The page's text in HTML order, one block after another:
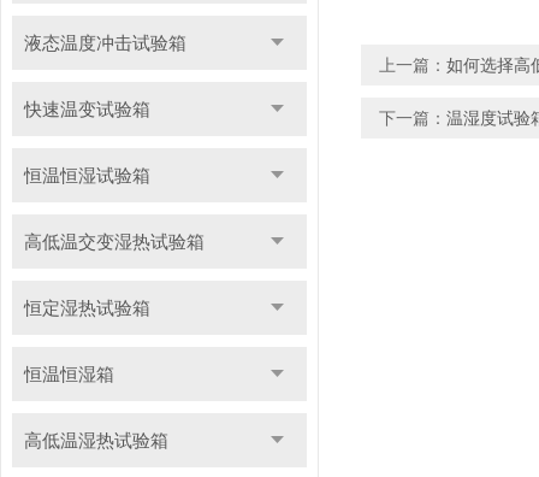
液态温度冲击试验箱
快速温变试验箱
恒温恒湿试验箱
高低温交变湿热试验箱
恒定湿热试验箱
恒温恒湿箱
高低温湿热试验箱
上一篇： 如何选择高
下一篇： 温湿度试验